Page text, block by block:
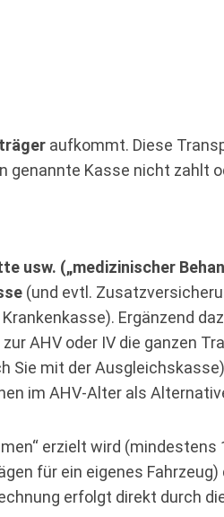
aufkommt. Diese
genannte Kasse nicht zahlt
usw. („medizinischer
(und evtl.
Ergänzend
zur AHV oder IV die ganzen
Sie mit der
im AHV-Alter als
erzielt wird (mindestens
für ein eigenes
erfolgt direkt durch